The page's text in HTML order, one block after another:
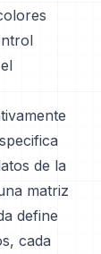
de la
matriz
define
cada